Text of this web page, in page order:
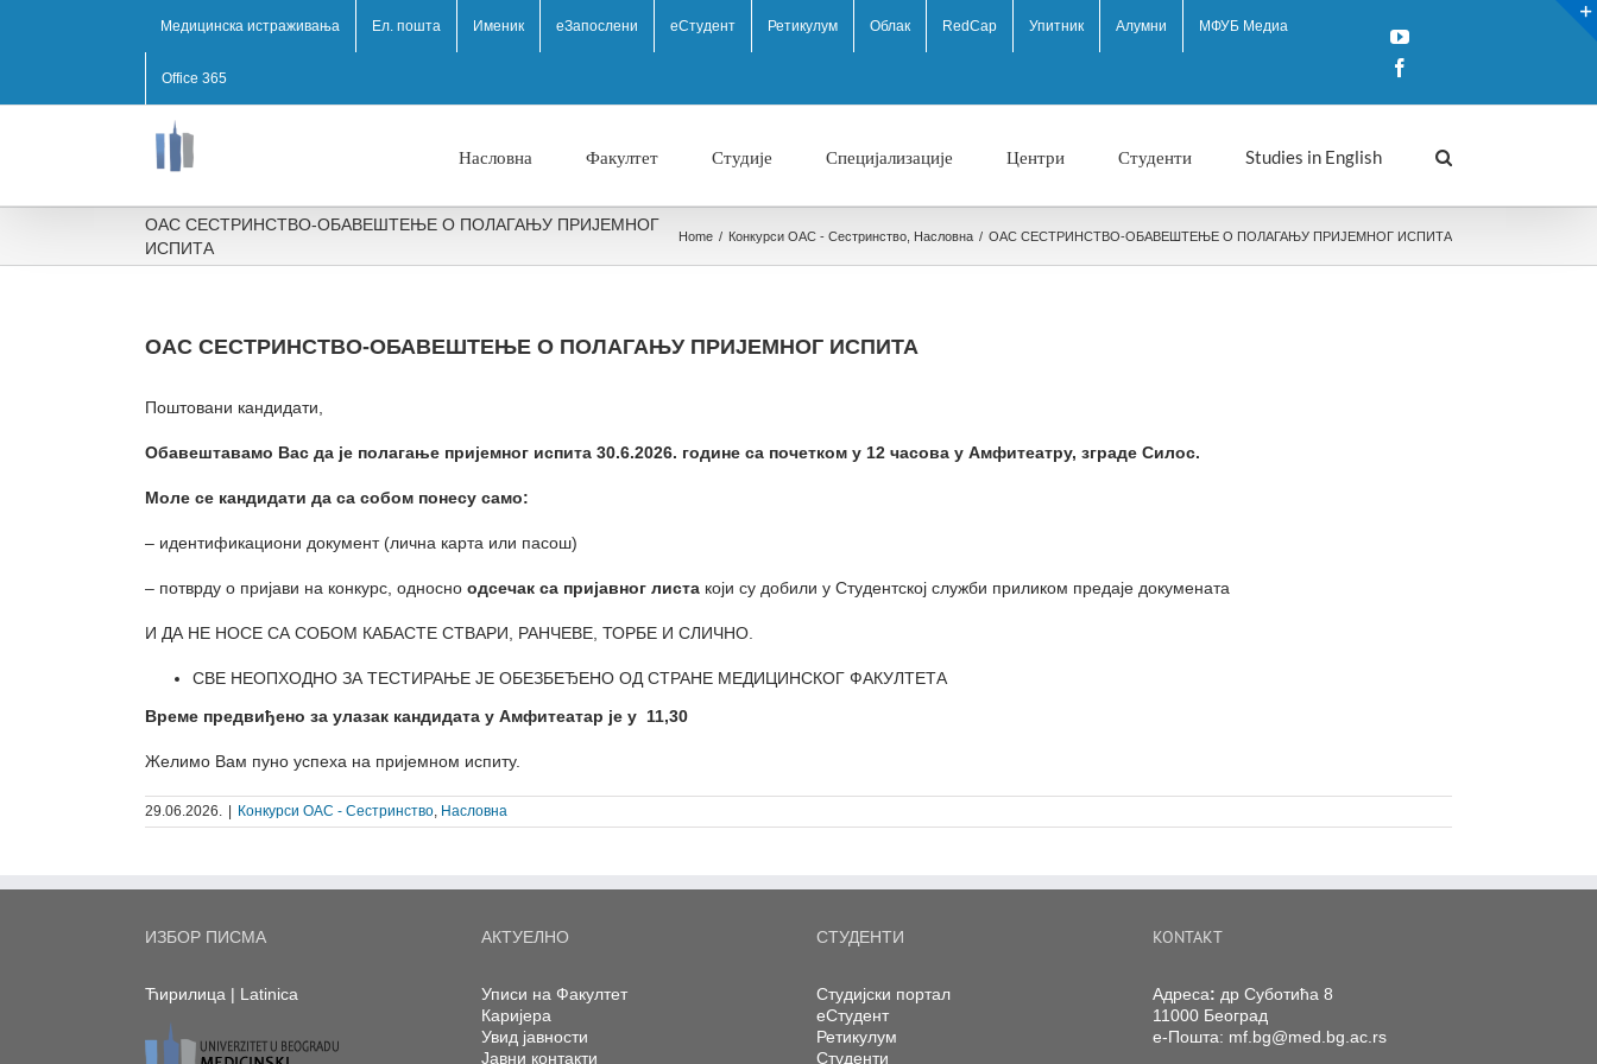
Медицинска истраживања Ел. пошта Именик eЗапослени еСтудент Ретикулум Облак RedCap Упитник Алумни МФУБ Медиа
Office 365
YouTube
Насловна Факултет Студије Специјализације Центри Студенти Studies in English
ОАС СЕСТРИНСТВО-ОБАВЕШТЕЊЕ О ПОЛАГАЊУ ПРИЈЕМНОГ
ИСПИТА
Home / Конкурси ОАС - Сестринство Насловна / ОАС СЕСТРИНСТВО-ОБАВЕШТЕЊЕ О ПОЛАГАЊУ ПРИЈЕМНОГ ИСПИТА
ОАС СЕСТРИНСТВО-ОБАВЕШТЕЊЕ О ПОЛАГАЊУ ПРИЈЕМНОГ ИСПИТА
Поштовани кандидати,
Обавештавамо Вас да је полагање пријемног испита 30.6.2026. године са почетком у 12 часова у Амфитеатру, зграде Силос.
Моле се кандидати да са собом понесу само:
– идентификациони документ (лична карта или пасош)
– потврду о пријави на конкурс, односно одсечак са пријавног листа који су добили у Студентској служби приликом предаје докумената
И ДА НЕ НОСЕ СА СОБОМ КАБАСТЕ СТВАРИ, РАНЧЕВЕ, ТОРБЕ И СЛИЧНО.
СВЕ НЕОПХОДНО ЗА ТЕСТИРАЊЕ ЈЕ ОБЕЗБЕЂЕНО ОД СТРАНЕ МЕДИЦИНСКОГ ФАКУЛТЕТА
Време предвиђено за улазак кандидата у Амфитеатар је у 11,30
Желимо Вам пуно успеха на пријемном испиту.
29.06.2026. Конкурси ОАС - Сестринство, Насловна
ИЗБОР ПИСМА
Ћирилица | Latinica
АКТУЕЛНО
Уписи на Факултет
Каријера
Увид јавности
Јавни контакти
СТУДЕНТИ
Студијски портал
еСтудент
Ретикулум
Студенти
KONTAKT
Адреса: др Суботића 8
11000 Београд
е-Пошта: mf.bg@med.bg.ac.rs